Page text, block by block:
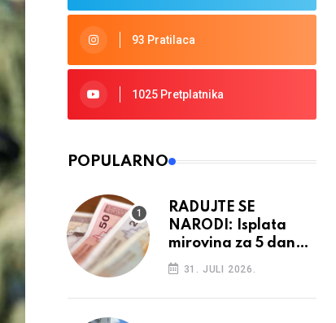
93 Pratilaca
1025 Pretplatnika
POPULARNO
RADUJTE SE
NARODI: Isplata
mirovina za 5 dana,
retroaktivna
povećanja
31. JULI 2026.